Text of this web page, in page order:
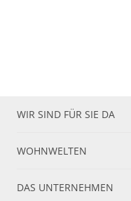
WIR SIND FÜR SIE DA
WOHNWELTEN
DAS UNTERNEHMEN